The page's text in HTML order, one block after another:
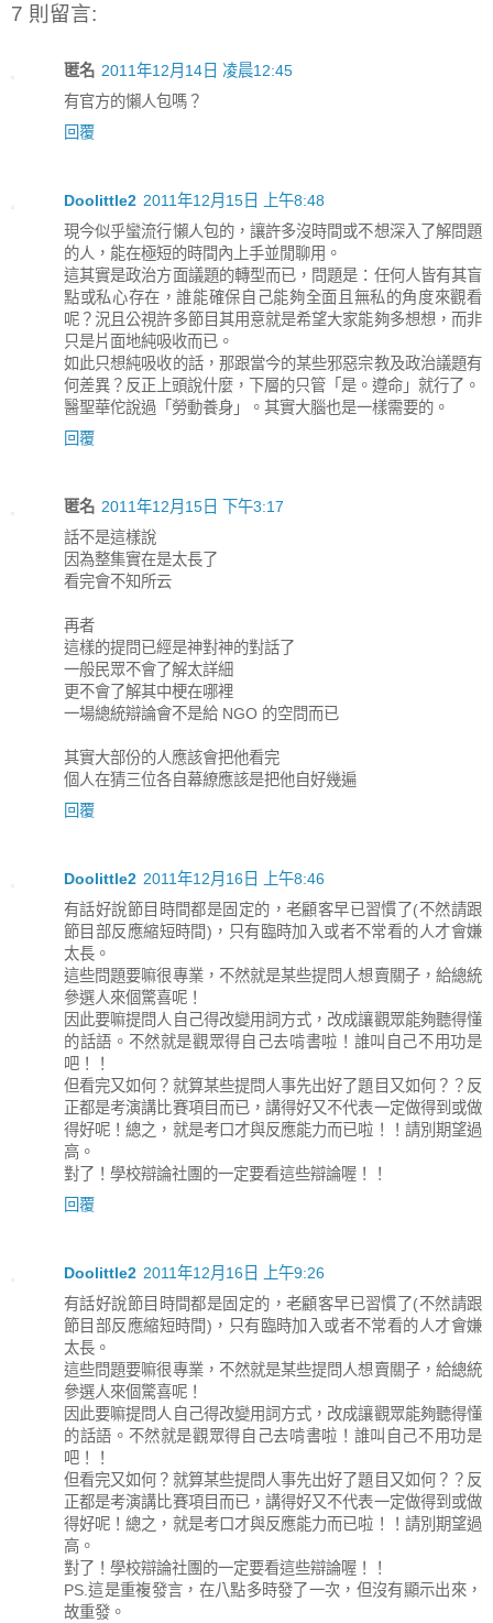
7 則留言:
匿名 2011年12月14日 凌晨12:45
有官方的懶人包嗎？
回覆
Doolittle2 2011年12月15日 上午8:48
現今似乎蠻流行懶人包的，讓許多沒時間或不想深入了解問題
的人，能在極短的時間內上手並閒聊用。
這其實是政治方面議題的轉型而已，問題是：任何人皆有其盲
點或私心存在，誰能確保自己能夠全面且無私的角度來觀看
呢？況且公視許多節目其用意就是希望大家能夠多想想，而非
只是片面地純吸收而已。
如此只想純吸收的話，那跟當今的某些邪惡宗教及政治議題有
何差異？反正上頭說什麼，下層的只管「是。遵命」就行了。
醫聖華佗說過「勞動養身」。其實大腦也是一樣需要的。
回覆
匿名 2011年12月15日 下午3:17
話不是這樣說
因為整集實在是太長了
看完會不知所云
再者
這樣的提問已經是神對神的對話了
一般民眾不會了解太詳細
更不會了解其中梗在哪裡
一場總統辯論會不是給 NGO 的空問而已
其實大部份的人應該會把他看完
個人在猜三位各自幕繚應該是把他自好幾遍
回覆
Doolittle2 2011年12月16日 上午8:46
有話好說節目時間都是固定的，老顧客早已習慣了(不然請跟
節目部反應縮短時間)，只有臨時加入或者不常看的人才會嫌
太長。
這些問題要嘛很專業，不然就是某些提問人想賣關子，給總統
參選人來個驚喜呢！
因此要嘛提問人自己得改變用詞方式，改成讓觀眾能夠聽得懂
的話語。不然就是觀眾得自己去啃書啦！誰叫自己不用功是
吧！！
但看完又如何？就算某些提問人事先出好了題目又如何？？反
正都是考演講比賽項目而已，講得好又不代表一定做得到或做
得好呢！總之，就是考口才與反應能力而已啦！！請別期望過
高。
對了！學校辯論社團的一定要看這些辯論喔！！
回覆
Doolittle2 2011年12月16日 上午9:26
有話好說節目時間都是固定的，老顧客早已習慣了(不然請跟
節目部反應縮短時間)，只有臨時加入或者不常看的人才會嫌
太長。
這些問題要嘛很專業，不然就是某些提問人想賣關子，給總統
參選人來個驚喜呢！
因此要嘛提問人自己得改變用詞方式，改成讓觀眾能夠聽得懂
的話語。不然就是觀眾得自己去啃書啦！誰叫自己不用功是
吧！！
但看完又如何？就算某些提問人事先出好了題目又如何？？反
正都是考演講比賽項目而已，講得好又不代表一定做得到或做
得好呢！總之，就是考口才與反應能力而已啦！！請別期望過
高。
對了！學校辯論社團的一定要看這些辯論喔！！
PS.這是重複發言，在八點多時發了一次，但沒有顯示出來，
故重發。